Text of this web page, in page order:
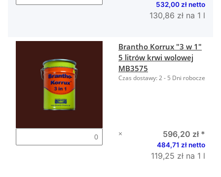
532,00 zł netto
130,86 zł na 1 l
Brantho Korrux "3 w 1"
5 litrów krwi wolowej
MB3575
Czas dostawy:2 - 5 Dni robocze
× 596,20 zł *
484,71 zł netto
119,25 zł na 1 l